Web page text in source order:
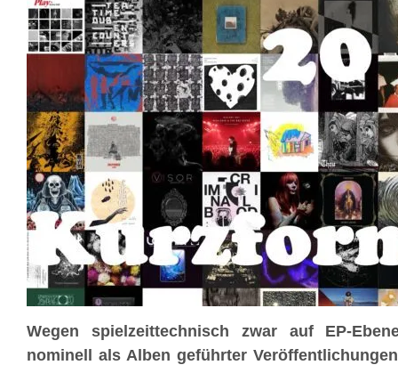
Wegen spielzeittechnisch zwar auf EP-
nominell als Alben geführter